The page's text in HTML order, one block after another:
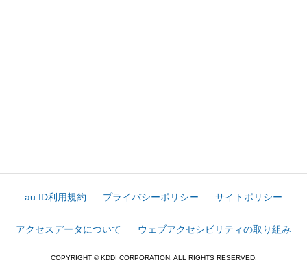
au ID利用規約 プライバシーポリシー サイトポリシー
アクセスデータについて ウェブアクセシビリティの取り組み
COPYRIGHT © KDDI CORPORATION. ALL RIGHTS RESERVED.